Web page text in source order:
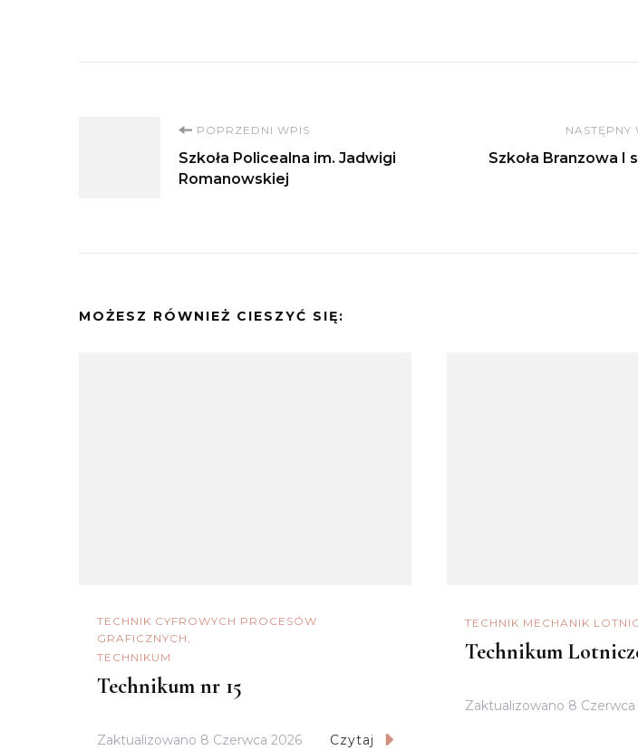
Nawigacja
wpisu
POPRZEDNI WPIS
Szkoła Policealna im. Jadwigi
Romanowskiej
NASTĘPNY
Szkoła Branzowa I
MOŻESZ RÓWNIEŻ CIESZYĆ SIĘ:
TECHNIK CYFROWYCH PROCESÓW
GRAFICZNYCH
TECHNIKUM
Technikum nr 15
Zaktualizowano 8 Czerwca 2026 Czytaj
TECHNIK MECHANIK
Technikum
Zaktualizowano 8 Czerwca